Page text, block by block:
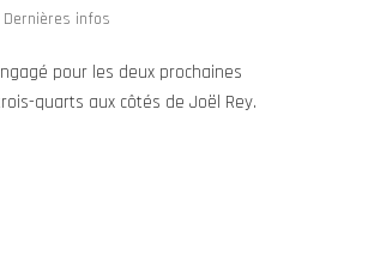
Dernières infos
pour les deux prochaines
quarts aux côtés de Joël Rey.